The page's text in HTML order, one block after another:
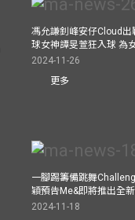
馮允謙釗峰安仔Cloud
球女神譚旻萱狂入球 為
2024-11-26
更多
一腳踢籌備跳舞
穎預告Me&即將推出全
2024-11-18